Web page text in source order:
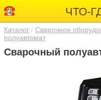
ЧТО-
Каталог Сварочное
полуавтомат
Сварочный